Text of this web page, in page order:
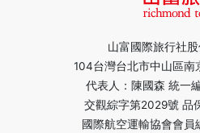
山富國際旅行社
104台灣台北市中山區南
代表人：陳國森 統一
交觀綜字第2029號 品
國際航空運輸協會會